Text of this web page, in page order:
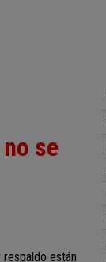
se
están